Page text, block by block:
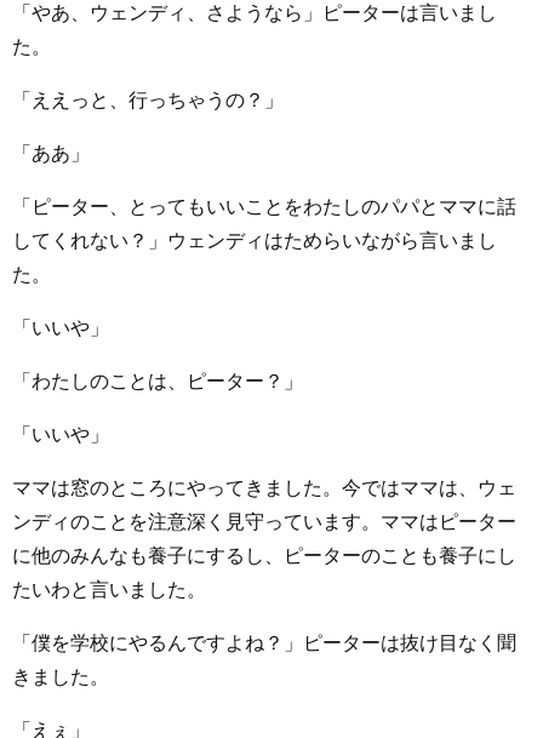
「やあ、ウェンディ、さようなら」ピーターは言いまし
た。
「ええっと、行っちゃうの？」
「ああ」
「ピーター、とってもいいことをわたしのパパとママに話
してくれない？」ウェンディはためらいながら言いまし
た。
「いいや」
「わたしのことは、ピーター？」
「いいや」
ママは窓のところにやってきました。今ではママは、ウェ
ンディのことを注意深く見守っています。ママはピーター
に他のみんなも養子にするし、ピーターのことも養子にし
たいわと言いました。
「僕を学校にやるんですよね？」ピーターは抜け目なく聞
きました。
「えぇ」